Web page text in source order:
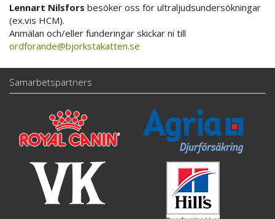
Lennart Nilsfors besöker oss för ultraljudsundersökningar
(ex.vis HCM).
Anmälan och/eller funderingar skickar ni till
ordforande@bjorkstakatten.se
Samarbetspartners